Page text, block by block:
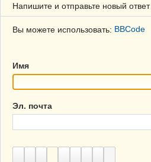
Вход
Напишите и отправьте новый ответ
Вы можете использовать: BBCode
Имя
Эл. почта